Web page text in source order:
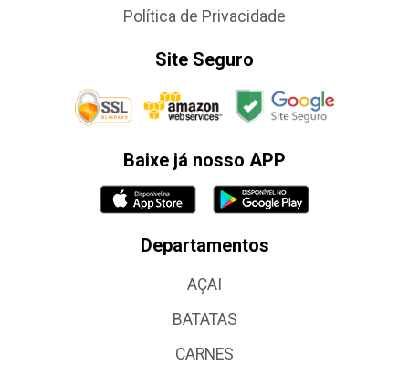
Política de Privacidade
Site Seguro
Baixe já nosso APP
Departamentos
AÇAI
BATATAS
CARNES